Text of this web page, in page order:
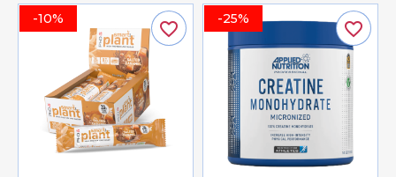
-10% favorite_border -25% favorite_border